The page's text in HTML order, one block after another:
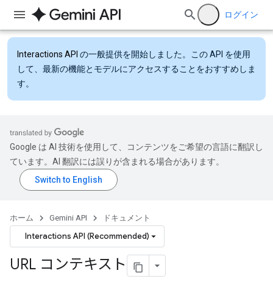
ログイン
Interactions API の一般提供を開始しました。この API を使用
して、最新の機能とモデルにアクセスすることをおすすめしま
す。
Google は AI 技術を使用して、コンテンツをご希望の言語に翻訳し
ています。AI 翻訳には誤りが含まれる場合があります。
ホーム Gemini API ドキュメント
Interactions API (Recommended)
URL コンテキスト